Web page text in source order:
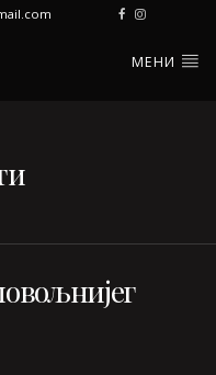
МЕНИ